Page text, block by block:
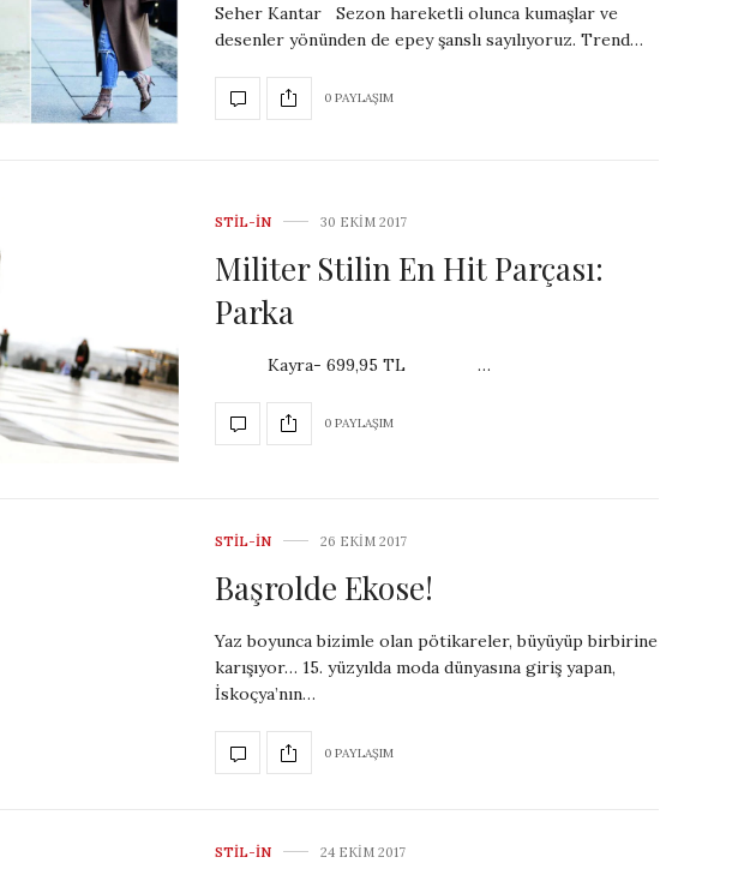
Seher Kantar Sezon hareketli olunca kumaşlar ve
desenler yönünden de epey şanslı sayılıyoruz. Trend…
0 PAYLAŞIM
STIL-IN 30 EKIM 2017
Militer Stilin En Hit Parçası:
Parka
Kayra- 699,95 TL …
0 PAYLAŞIM
STIL-IN 26 EKIM 2017
Başrolde Ekose!
Yaz boyunca bizimle olan pötikareler, büyüyüp birbirine
karışıyor… 15. yüzyılda moda dünyasına giriş yapan,
İskoçya’nın…
0 PAYLAŞIM
STIL-IN 24 EKIM 2017